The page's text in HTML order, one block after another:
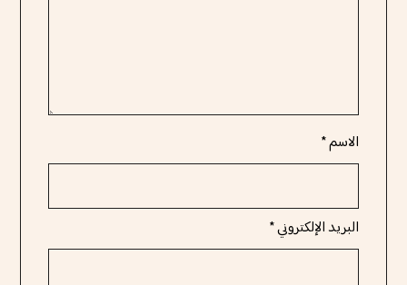
الاسم*
البريد الإلكتروني*